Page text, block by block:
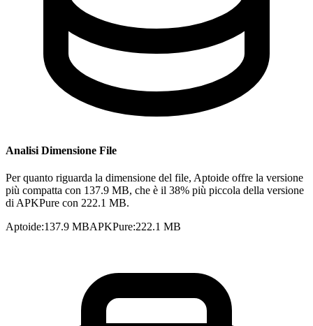
Analisi Dimensione File
Per quanto riguarda la dimensione del file, Aptoide offre la versione
più compatta con 137.9 MB, che è il 38% più piccola della versione
di APKPure con 222.1 MB.
Aptoide:137.9 MBAPKPure:222.1 MB